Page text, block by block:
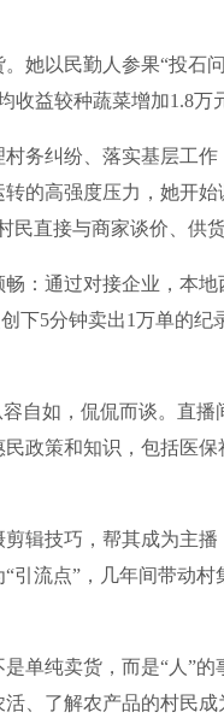
以民勤人参果“投石
收益较种蔬菜增加1.8万
纠纷、落实基层工作
的高强度压力，她开
民直接与商家谈价、供
通过对接企业，本地
下5分钟卖出1万单的
如，侃侃而谈。直播
政策和知识，包括医
技巧，帮其成为主播
引流点”，几年间带动村
纯卖货，而是“人”的
、了解农产品的村民成